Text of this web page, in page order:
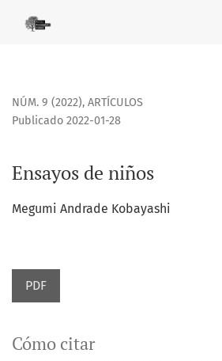
NÚM. 9 (2022), ARTÍCULOS
Ensayos de niños
Publicado 2022-01-28
Megumi Andrade Kobayashi
PDF
Cómo citar